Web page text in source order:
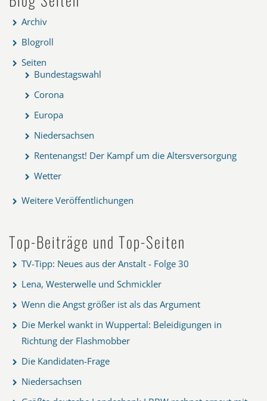
Archiv
Blogroll
Seiten
Bundestagswahl
Corona
Europa
Niedersachsen
Rentenangst! Der Kampf um die Altersversorgung
Wetter
Weitere Veröffentlichungen
Top-Beiträge und Top-Seiten
TV-Tipp: Neues aus der Anstalt - Folge 30
Lena, Westerwelle und Schmickler
Wenn die Angst größer ist als das Argument
Die Merkel wankt in Wuppertal: Beleidigungen in
Richtung der Flashmobber
Die Kandidaten-Frage
Niedersachsen